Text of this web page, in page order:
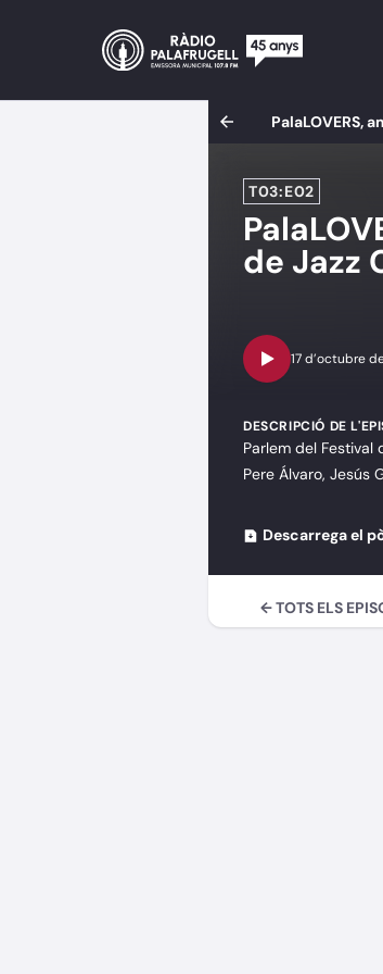
PalaLOVERS,
T03:E02
de Jazz
DESCRIPCIÓ DE
Parlem del Festival
Pere Álvaro, Jesús
Descarrega el
← TOTS ELS